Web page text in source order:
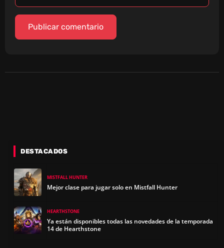
DESTACADOS
MISTFALL HUNTER
Mejor clase para jugar solo en Mistfall Hunter
HEARTHSTONE
Ya están disponibles todas las novedades de la temporada
14 de Hearthstone